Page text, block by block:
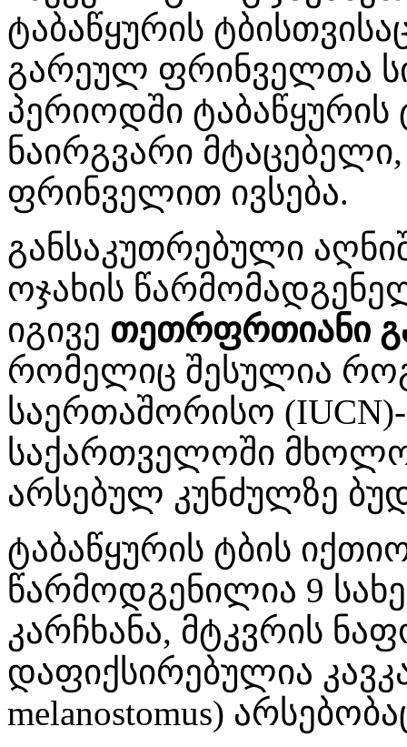
ტაბაწყურის
გარეულ ფრინველთა
პერიოდში ტაბაწყურის
ნაირგვარი
ფრინველით ივსება.
განსაკუთრებული
ოჯახის
იგივე თეთრფრთიანი
რომელიც შესულია
საერთაშორისო
საქართველოში
არსებულ კუნძულზე
ტაბაწყურის ტბის
წარმოდგენილია 9
კარჩხანა, მტკვრის
დაფიქსირებულია
melanostomus)